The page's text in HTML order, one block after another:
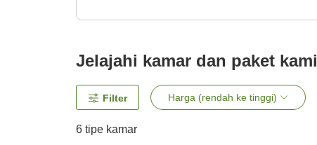
Jelajahi kamar dan paket kami
Filter Harga (rendah ke tinggi)
6 tipe kamar